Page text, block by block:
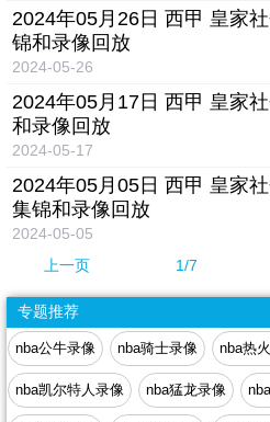
2024年05月26日 西甲 皇家
锦和录像回放
2024-05-26
2024年05月17日 西甲 皇家
和录像回放
2024-05-17
2024年05月05日 西甲 皇家
集锦和录像回放
2024-05-05
上一页
1/7
专题推荐
nba公牛录像 nba骑士录像 nba热
nba凯尔特人录像 nba猛龙录像